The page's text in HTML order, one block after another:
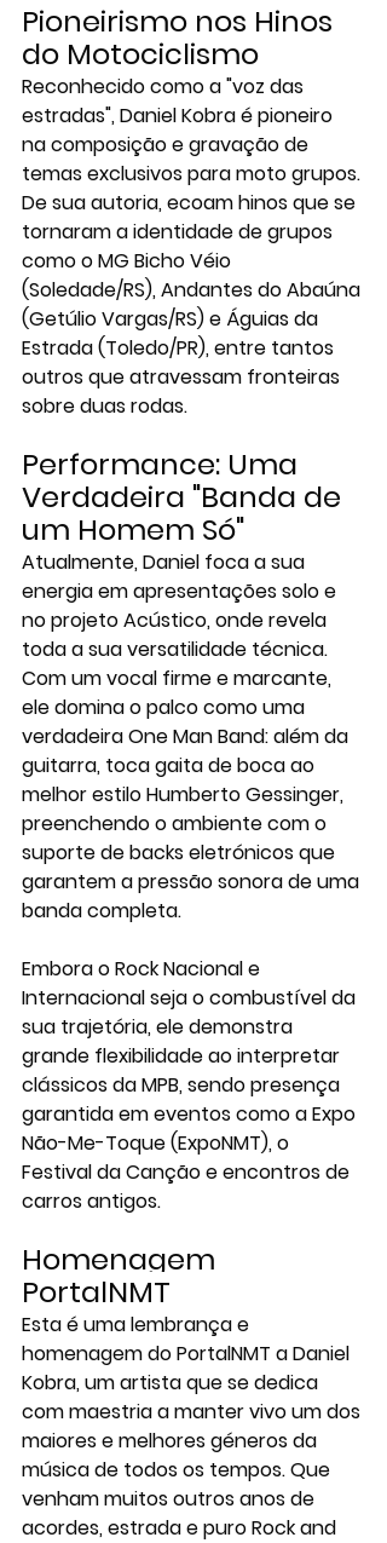
Pioneirismo nos Hinos
do Motociclismo
Reconhecido como a "voz das
estradas", Daniel Kobra é pioneiro
na composição e gravação de
temas exclusivos para moto grupos.
De sua autoria, ecoam hinos que se
tornaram a identidade de grupos
como o MG Bicho Véio
(Soledade/RS), Andantes do Abaúna
(Getúlio Vargas/RS) e Águias da
Estrada (Toledo/PR), entre tantos
outros que atravessam fronteiras
sobre duas rodas.
Performance: Uma
Verdadeira "Banda de
um Homem Só"
Atualmente, Daniel foca a sua
energia em apresentações solo e
no projeto Acústico, onde revela
toda a sua versatilidade técnica.
Com um vocal firme e marcante,
ele domina o palco como uma
verdadeira One Man Band: além da
guitarra, toca gaita de boca ao
melhor estilo Humberto Gessinger,
preenchendo o ambiente com o
suporte de backs eletrónicos que
garantem a pressão sonora de uma
banda completa.
Embora o Rock Nacional e
Internacional seja o combustível da
sua trajetória, ele demonstra
grande flexibilidade ao interpretar
clássicos da MPB, sendo presença
garantida em eventos como a Expo
Não-Me-Toque (ExpoNMT), o
Festival da Canção e encontros de
carros antigos.
Homenagem
PortalNMT
Esta é uma lembrança e
homenagem do PortalNMT a Daniel
Kobra, um artista que se dedica
com maestria a manter vivo um dos
maiores e melhores géneros da
música de todos os tempos. Que
venham muitos outros anos de
acordes, estrada e puro Rock and